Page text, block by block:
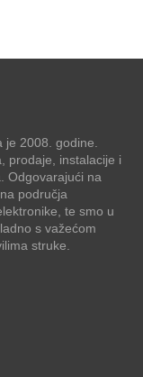
je 2008. godine.
prodaje, instalacije i
Odgovarajući na
područja
te smo u
s važećom
struke.